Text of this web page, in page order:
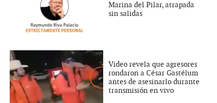
Marina del Pilar, atrapada
sin salidas
Video revela que agresores
rondaron a César Gastélum
antes de asesinarlo durante
transmisión en vivo